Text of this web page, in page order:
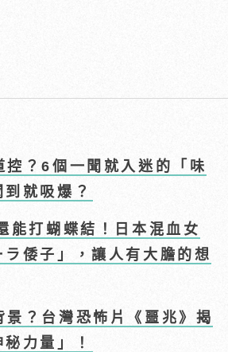
控？6個一聞就入迷的「味
就吸爆？
能打蝴蝶結！日本混血女
倭子」，讓人有大膽的想
景？台灣恐怖片《噩兆》揭
力量」！